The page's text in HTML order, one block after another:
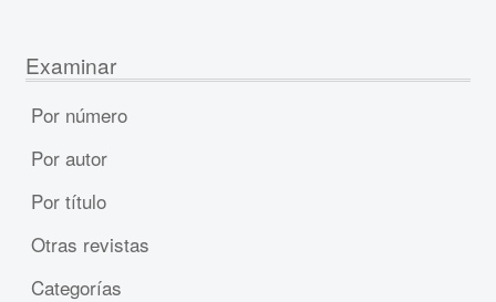
Examinar
Por número
Por autor
Por título
Otras revistas
Categorías